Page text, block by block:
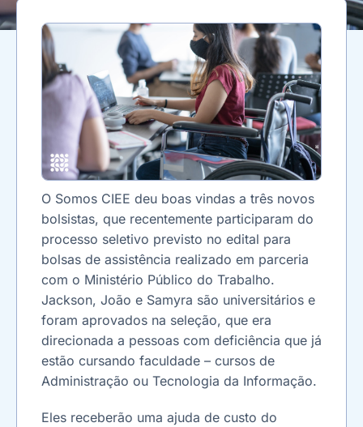
O Somos CIEE deu boas vindas a três novos
bolsistas, que recentemente participaram do
processo seletivo previsto no edital para
bolsas de assistência realizado em parceria
com o Ministério Público do Trabalho.
Jackson, João e Samyra são universitários e
foram aprovados na seleção, que era
direcionada a pessoas com deficiência que já
estão cursando faculdade – cursos de
Administração ou Tecnologia da Informação.
Eles receberão uma ajuda de custo do